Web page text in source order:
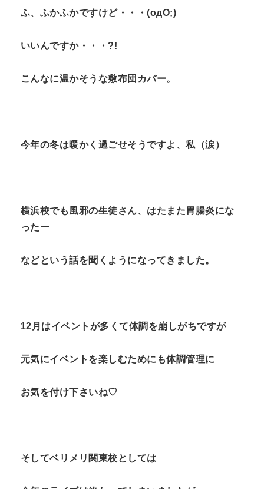
ふ、ふかふかですけど・・・(οдО;)
いいんですか・・・?!
こんなに温かそうな敷布団カバー。
今年の冬は暖かく過ごせそうですよ、私（涙）
横浜校でも風邪の生徒さん、はたまた胃腸炎にな
ったー
などという話を聞くようになってきました。
12月はイベントが多くて体調を崩しがちですが
元気にイベントを楽しむためにも体調管理に
お気を付け下さいね♡
そしてベリメリ関東校としては